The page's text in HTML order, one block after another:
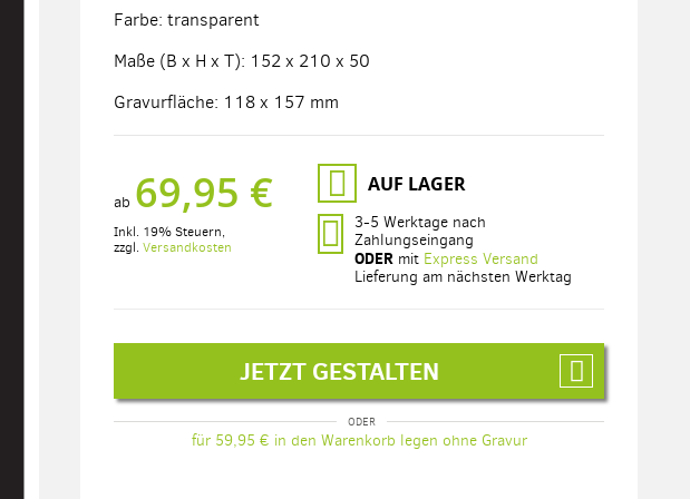
Farbe: transparent
Maße (B x H x T): 152 x 210 x 50
Gravurfläche: 118 x 157 mm
ab 69,95 €
Inkl. 19% Steuern,
zzgl. Versandkosten
AUF LAGER
3-5 Werktage nach
Zahlungseingang
ODER mit Express Versand
Lieferung am nächsten Werktag
JETZT GESTALTEN
für 59,95 € in den Warenkorb legen ohne Gravur